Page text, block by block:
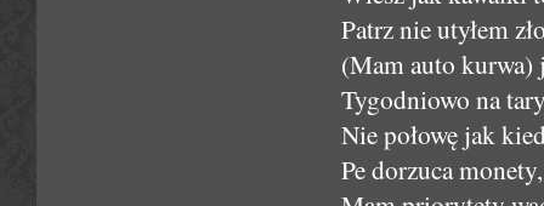
Patrz nie utyłem
(Mam auto kurwa)
Tygodniowo na
Nie połowę jak
Pe dorzuca